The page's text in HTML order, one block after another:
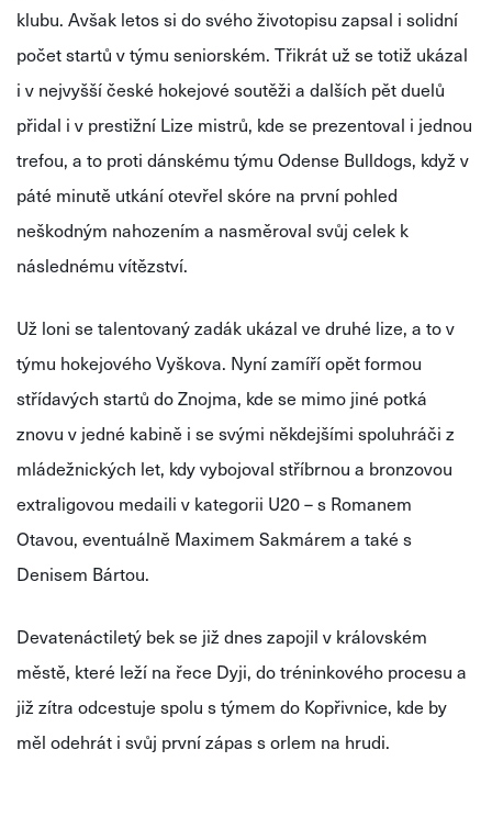
klubu. Avšak letos si do svého životopisu zapsal i solidní
počet startů v týmu seniorském. Třikrát už se totiž ukázal
i v nejvyšší české hokejové soutěži a dalších pět duelů
přidal i v prestižní Lize mistrů, kde se prezentoval i jednou
trefou, a to proti dánskému týmu Odense Bulldogs, když v
páté minutě utkání otevřel skóre na první pohled
neškodným nahozením a nasměroval svůj celek k
následnému vítězství.
Už loni se talentovaný zadák ukázal ve druhé lize, a to v
týmu hokejového Vyškova. Nyní zamíří opět formou
střídavých startů do Znojma, kde se mimo jiné potká
znovu v jedné kabině i se svými někdejšími spoluhráči z
mládežnických let, kdy vybojoval stříbrnou a bronzovou
extraligovou medaili v kategorii U20 – s Romanem
Otavou, eventuálně Maximem Sakmárem a také s
Denisem Bártou.
Devatenáctiletý bek se již dnes zapojil v královském
městě, které leží na řece Dyji, do tréninkového procesu a
již zítra odcestuje spolu s týmem do Kopřivnice, kde by
měl odehrát i svůj první zápas s orlem na hrudi.